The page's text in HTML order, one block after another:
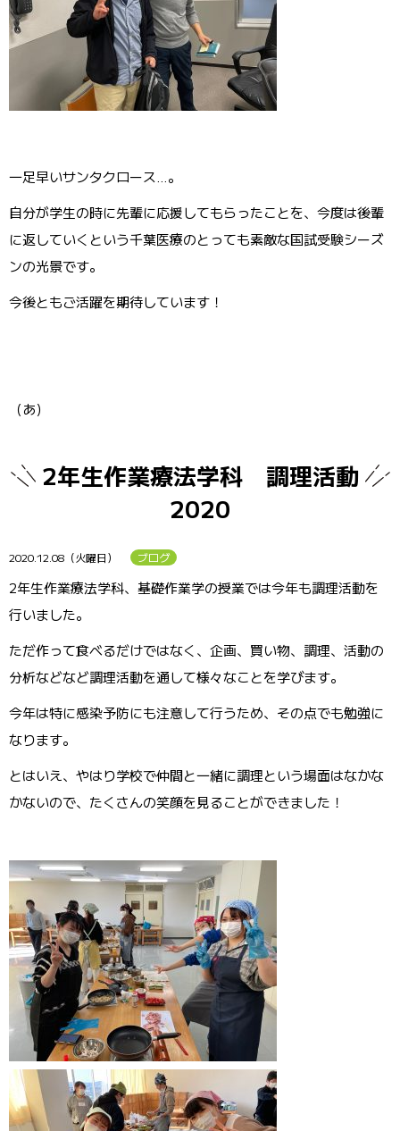
一足早いサンタクロース…。
自分が学生の時に先輩に応援してもらったことを、今度は後輩
に返していくという千葉医療のとっても素敵な国試受験シーズ
ンの光景です。
今後ともご活躍を期待しています！
（あ）
2年生作業療法学科 調理活動
2020
2020.12.08（火曜日） ブログ
2年生作業療法学科、基礎作業学の授業では今年も調理活動を
行いました。
ただ作って食べるだけではなく、企画、買い物、調理、活動の
分析などなど調理活動を通して様々なことを学びます。
今年は特に感染予防にも注意して行うため、その点でも勉強に
なります。
とはいえ、やはり学校で仲間と一緒に調理という場面はなかな
かないので、たくさんの笑顔を見ることができました！